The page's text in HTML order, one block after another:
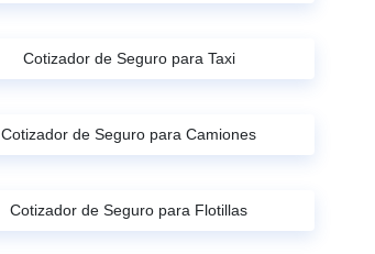
Cotizador de Seguro para Taxi
Cotizador de Seguro para Camiones
Cotizador de Seguro para Flotillas